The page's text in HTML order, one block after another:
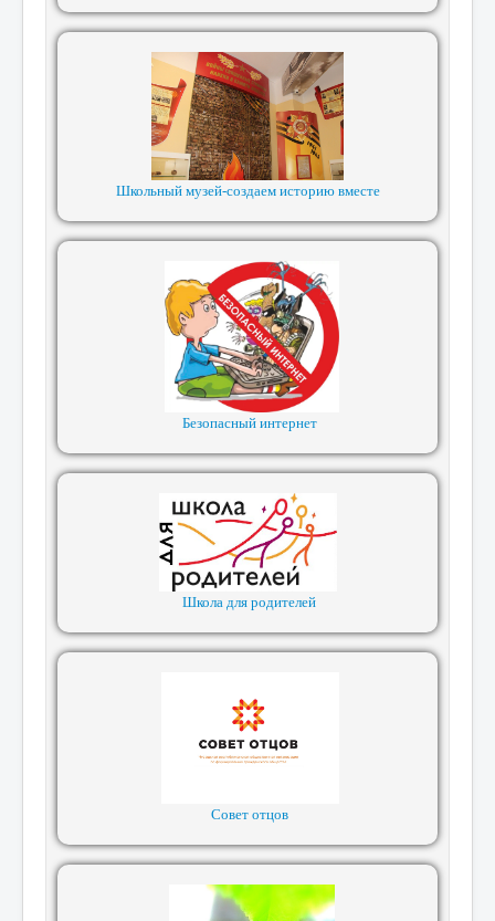
Школьный музей-создаем историю вместе
Безопасный интернет
Школа для родителей
Совет отцов